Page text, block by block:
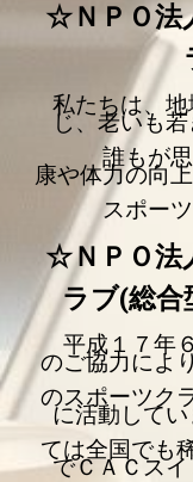
☆ＮＰＯ法
私たちは、
じ、老いも
誰もが思い
康や体力の向
スポーツク
☆ＮＰＯ法
ラブ(総合
平成１７年６
のご協力によ
のスポーツク
に活動して
ては全国でも
でＣＡＣス